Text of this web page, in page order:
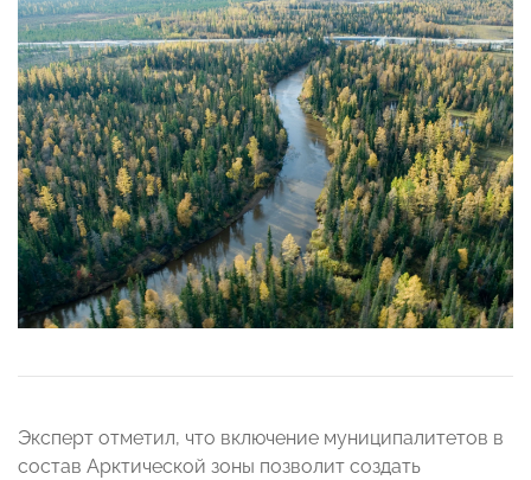
Эксперт отметил, что включение муниципалитетов в
состав Арктической зоны позволит создать